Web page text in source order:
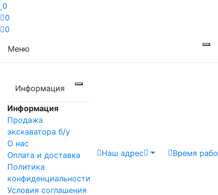
0
0
0
Меню
Информация
Информация
Продажа
экскаватора б/у
О нас
Оплата и доставка
Политика
конфиденциальности
Условия соглашения
Наш адрес Время